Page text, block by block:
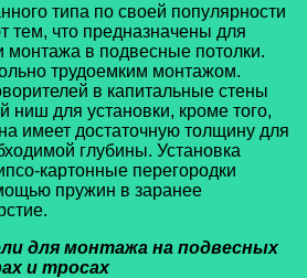
типа по своей популярности
тем, что предназначены для
монтажа в подвесные потолки.
трудоемким монтажом.
в капитальные стены
ниш для установки, кроме того,
имеет достаточную толщину для
глубины. Установка
картонные перегородки
пружин в заранее
для монтажа на подвесных
и тросах